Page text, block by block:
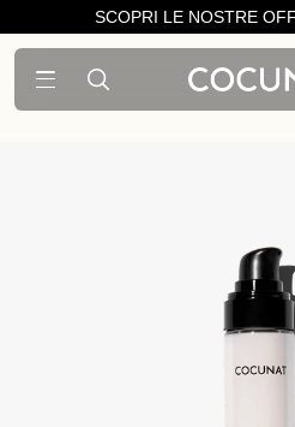
SCOPRI LE NOSTRE